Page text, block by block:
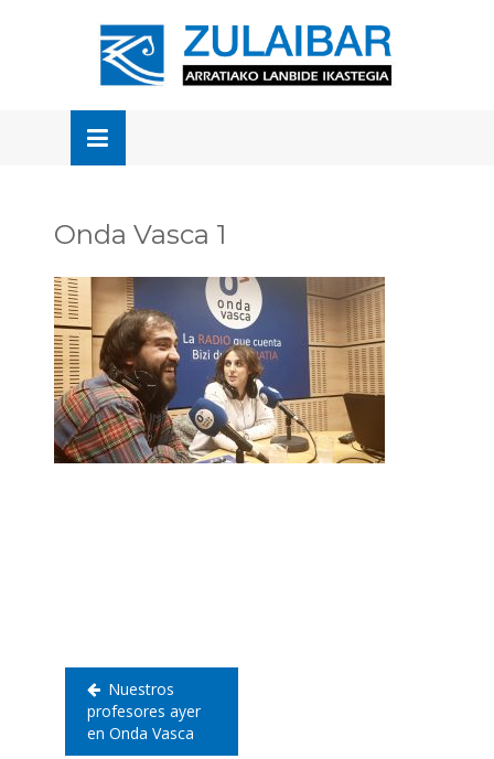
Onda Vasca 1
Nuestros
profesores ayer
en Onda Vasca